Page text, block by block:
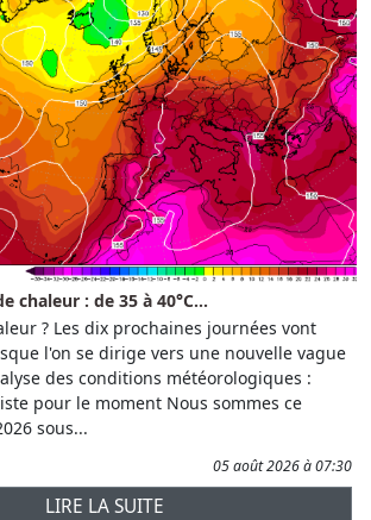
chaleur : de 35 à 40°C...
? Les dix prochaines journées vont
l'on se dirige vers une nouvelle vague
des conditions météorologiques :
pour le moment Nous sommes ce
sous...
05 août 2026 à 07:30
LIRE LA SUITE